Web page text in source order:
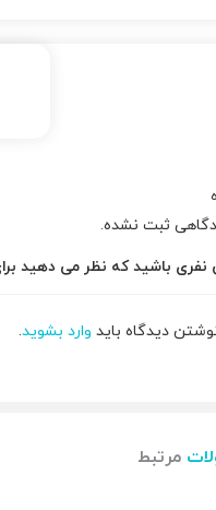
ثبت نشده.
نفری باشید که نظر می دهید
دیدگاه باید وارد بشوید.
مرتبط